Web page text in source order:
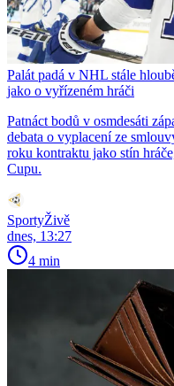
Palát padá v NHL stále
jako o vyřízeném hráči
Patnáct bodů v osmdesáti
debata o vyplacení ze
roku kontraktu jako stín
Cupu.
SportyŽivě
dnes, 13:27
4 min